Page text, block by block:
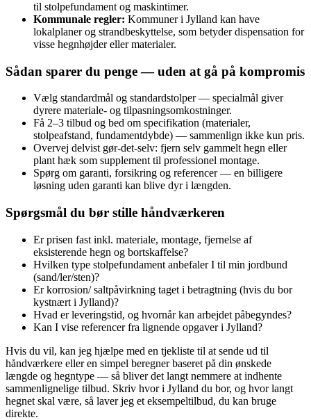
til stolpefundament og maskintimer.
Kommunale regler: Kommuner i Jylland kan have
lokalplaner og strandbeskyttelse, som betyder dispensation for
visse hegnhøjder eller materialer.
Sådan sparer du penge — uden at gå på kompromis
Vælg standardmål og standardstolper — specialmål giver
dyrere materiale- og tilpasningsomkostninger.
Få 2–3 tilbud og bed om specifikation (materialer,
stolpeafstand, fundamentdybde) — sammenlign ikke kun pris.
Overvej delvist gør‑det‑selv: fjern selv gammelt hegn eller
plant hæk som supplement til professionel montage.
Spørg om garanti, forsikring og referencer — en billigere
løsning uden garanti kan blive dyr i længden.
Spørgsmål du bør stille håndværkeren
Er prisen fast inkl. materiale, montage, fjernelse af
eksisterende hegn og bortskaffelse?
Hvilken type stolpefundament anbefaler I til min jordbund
(sand/ler/sten)?
Er korrosion/ saltpåvirkning taget i betragtning (hvis du bor
kystnært i Jylland)?
Hvad er leveringstid, og hvornår kan arbejdet påbegyndes?
Kan I vise referencer fra lignende opgaver i Jylland?
Hvis du vil, kan jeg hjælpe med en tjekliste til at sende ud til
håndværkere eller en simpel beregner baseret på din ønskede
længde og hegntype — så bliver det langt nemmere at indhente
sammenlignelige tilbud. Skriv hvor i Jylland du bor, og hvor langt
hegnet skal være, så laver jeg et eksempeltilbud, du kan bruge
direkte.